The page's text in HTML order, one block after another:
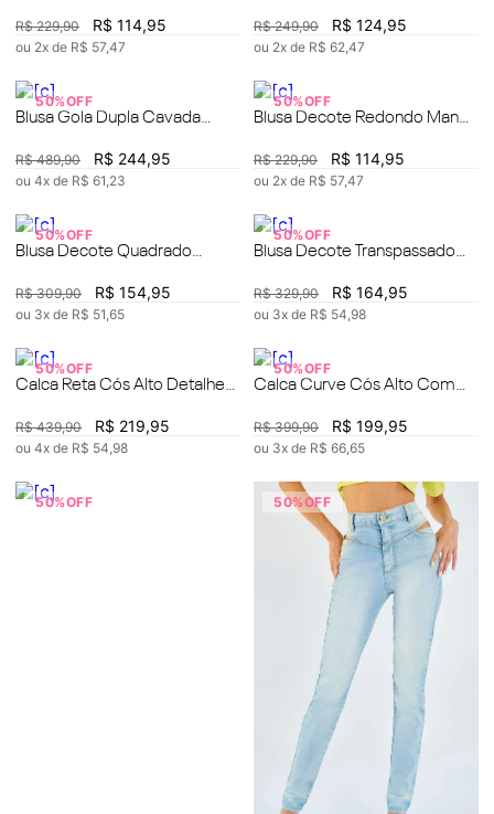
R$ 229,90 R$ 114,95
ou 2x de R$ 57 47
R$ 249,90 R$ 124,95
ou 2x de R$ 62 47
50%OFF
Blusa Gola Dupla Cavada
R$ 489,90 R$ 244,95
ou 4x de R$ 61 23
50%OFF
Blusa Decote Redondo Manga
R$ 229,90 R$ 114,95
ou 2x de R$ 57 47
50%OFF
Blusa Decote Quadrado
R$ 309,90 R$ 154,95
ou 3x de R$ 51 65
50%OFF
Blusa Decote Transpassado
R$ 329,90 R$ 164,95
ou 3x de R$ 54 98
50%OFF
Calca Reta Cós Alto Detalhe
R$ 439,90 R$ 219,95
ou 4x de R$ 54 98
50%OFF
Calca Curve Cós Alto Com
R$ 399,90 R$ 199,95
ou 3x de R$ 66 65
50%OFF 50%OFF